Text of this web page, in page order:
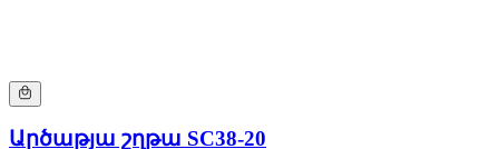
Արծաթյա շղթա SC38-20